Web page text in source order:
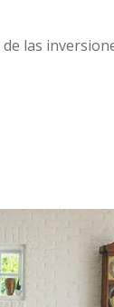
las